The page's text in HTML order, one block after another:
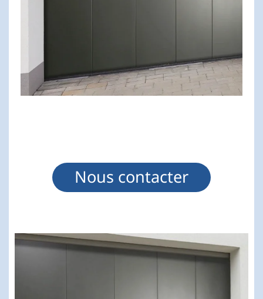
Nous contacter